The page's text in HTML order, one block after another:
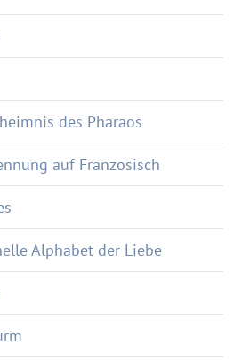
des Pharaos
auf Französisch
Alphabet der Liebe